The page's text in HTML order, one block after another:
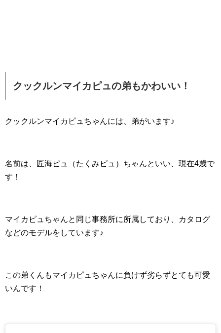
クックルンマイカピュの弟もかわいい！
クックルンマイカピュちゃんには、弟がいます♪
名前は、匠海ピュ（たくみピュ）ちゃんといい、現在4歳で
す！
マイカピュちゃんと同じ事務所に所属しており、カタログ
などのモデルをしています♪
この弟くんもマイカピュちゃんに負けず劣らずとても可愛
いんです！